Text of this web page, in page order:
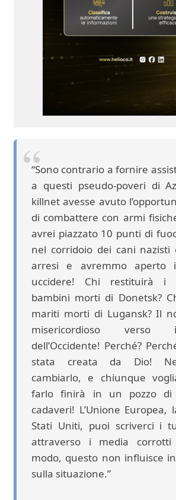
“Sono contrario a fornire
a questi pseudo-poveri di
killnet avesse avuto
di combattere con armi
avrei piazzato 10 punti di
nel corridoio dei cani nazisti
arresi e avremmo aperto
uccidere! Chi restituirà i
bambini morti di Donetsk?
mariti morti di Lugansk? Il
misericordioso
dell’Occidente! Perché?
stata creata da Dio!
cambiarlo, e chiunque
farlo finirà in un pozzo di
cadaveri! L’Unione Europea,
Stati Uniti, puoi scriverci i
attraverso i media corrotti
modo, questo non influisce
sulla situazione.”